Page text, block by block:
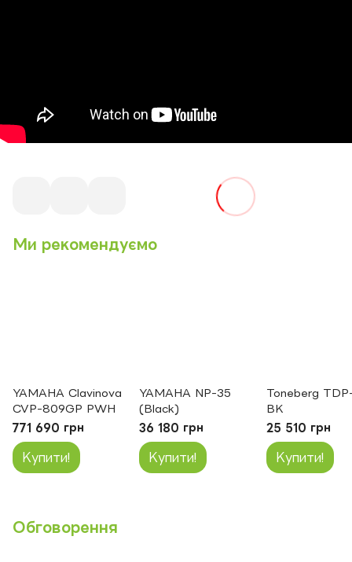
Ми рекомендуємо
YAMAHA Clavinova
CVP-809GP PWH
771 690 грн
Купити!
YAMAHA NP-35
(Black)
36 180 грн
Купити!
Toneberg
BK
25 510 грн
Купити!
Обговорення